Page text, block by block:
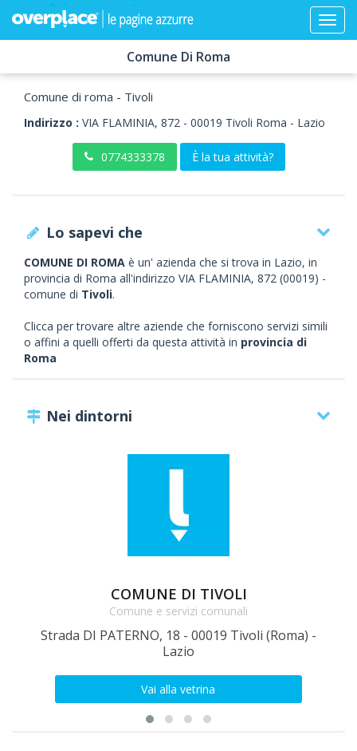
Comune Di Roma
Comune di roma - Tivoli
Indirizzo : VIA FLAMINIA, 872 - 00019 Tivoli Roma - Lazio
0774333378 È la tua attività?
Lo sapevi che
COMUNE DI ROMA è un' azienda che si trova in Lazio, in
provincia di Roma all'indirizzo VIA FLAMINIA, 872 (00019) -
comune di Tivoli.
Clicca per trovare altre aziende che forniscono servizi simili
o affini a quelli offerti da questa attività in provincia di
Roma
Nei dintorni
COMUNE DI TIVOLI
Comune e servizi comunali
Strada DI PATERNO, 18 - 00019 Tivoli (Roma) -
Lazio
Vai alla vetrina